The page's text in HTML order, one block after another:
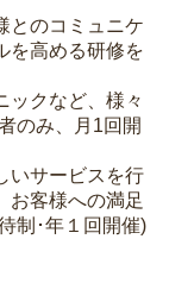
とのコミュニケ
を高める研修を
ックなど、様々
のみ、月1回開
いサービスを行
お客様への満足
制･年１回開催)